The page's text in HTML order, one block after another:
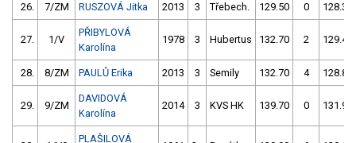
26. 7/ZM RUSZOVÁ Jitka 2013 3 Třebech. 129.50 0 128.30
27. 1/V
PŘIBYLOVÁ
Karolína
1978 3 Hubertus 132.70 2 129.40
28. 8/ZM PAULŮ Erika 2013 3 Semily 132.70 4 128.80
29. 9/ZM
DAVIDOVÁ
Karolína
2014 3 KVS HK 139.70 0 131.90
PLAŠILOVÁ